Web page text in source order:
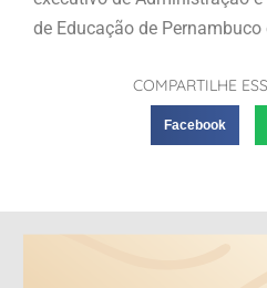
de Educação de
COMPARTILHE
Facebook